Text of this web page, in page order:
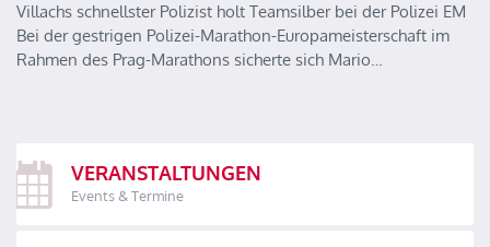
Villachs schnellster Polizist holt Teamsilber bei der Polizei EM
Bei der gestrigen Polizei-Marathon-Europameisterschaft im
Rahmen des Prag-Marathons sicherte sich Mario…
VERANSTALTUNGEN
Events & Termine